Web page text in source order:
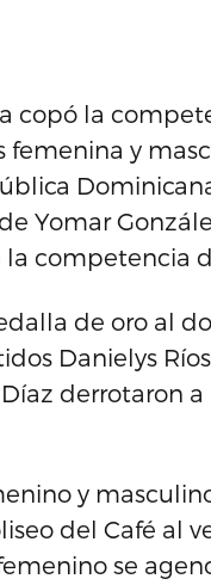
copó la
femenina y
Yomar
competencia
de oro al
Danielys
derrotaron
y
del Café al
se